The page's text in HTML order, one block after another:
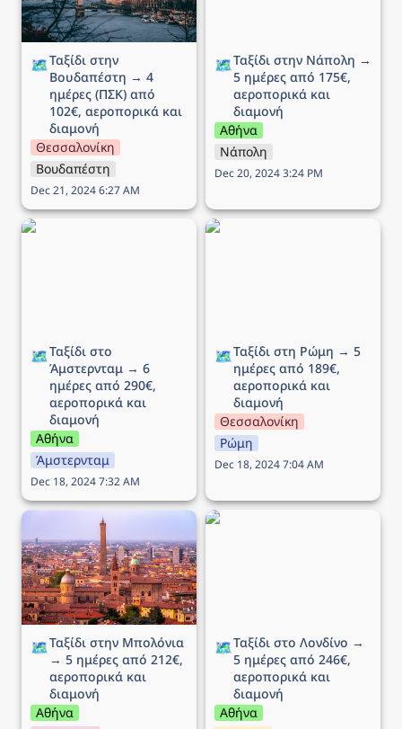
🗺️Ταξίδι στην
Βουδαπέστη → 4
ημέρες (ΠΣΚ) από
102€, αεροπορικά και
διαμονή
Θεσσαλονίκη
Βουδαπέστη
Dec 21, 2024 6:27 AM
🗺️Ταξίδι στην Νάπολη →
5 ημέρες από 175€,
αεροπορικά και
διαμονή
Αθήνα
Νάπολη
Dec 20, 2024 3:24 PM
Ταξίδι στο Άμστερνταμ →
🗺️Ταξίδι στο
Άμστερνταμ → 6
ημέρες από 290€,
αεροπορικά και
διαμονή
Αθήνα
Άμστερνταμ
Dec 18, 2024 7:32 AM
Ταξίδι στη Ρώμη → 5
🗺️Ταξίδι στη Ρώμη → 5
ημέρες από 189€,
αεροπορικά και
διαμονή
Θεσσαλονίκη
Ρώμη
Dec 18, 2024 7:04 AM
Ταξίδι στην Μπολόνια →
5 ημέρες από 212€,
αεροπορικά και διαμονή
🗺️Ταξίδι στην Μπολόνια
→ 5 ημέρες από 212€,
αεροπορικά και
διαμονή
Αθήνα
Ταξίδι στο Λονδίνο → 5
🗺️Ταξίδι στο Λονδίνο →
5 ημέρες από 246€,
αεροπορικά και
διαμονή
Αθήνα